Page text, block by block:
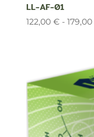
LL-AF-01
122,00 € - 179,00